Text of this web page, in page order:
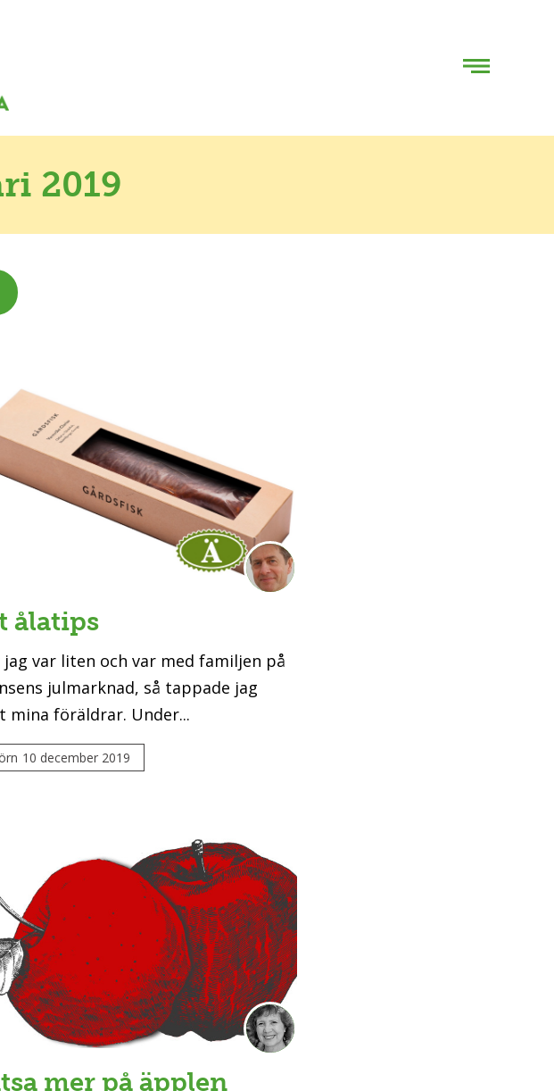
2019
ålatips
jag var liten och var med familjen på
julmarknad, så tappade jag
mina föräldrar. Under...
10 december 2019
mer på äpplen